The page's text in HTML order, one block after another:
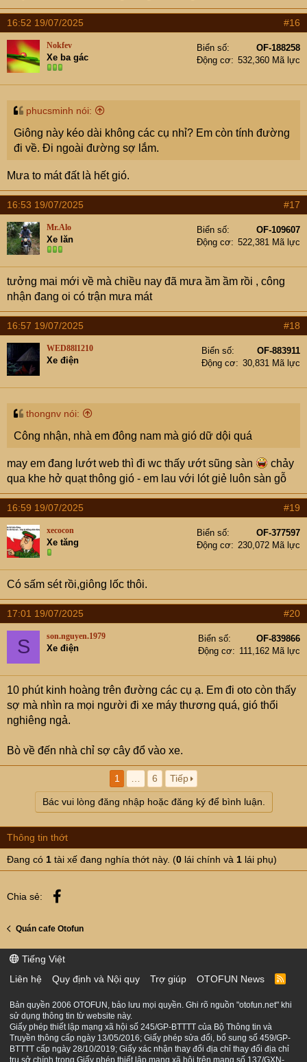
16:52 19/07/2025 #16
Nokfev
Xe ba gác
Biển số
OF-188258
Động cơ
532,360 Mã lực
phucsminh nói:
Giông này kéo dài không các cụ nhỉ? Em còn tính đường
đi về. Đi ngoài đường sợ lắm.
Mưa to mát đất là hết gió.
16:53 19/07/2025 #17
Mr.Alo
Xe lăn
Biển số
OF-109607
Động cơ
522,381 Mã lực
tưởng mai mới về mà chiều nay đã mưa ầm ầm rồi , công
nhận đang oi có trận mưa mát
16:57 19/07/2025 #18
WED88l1210
Xe điện
Biển số
OF-883911
Động cơ
30,831 Mã lực
thongnv nói:
Công nhận, nhà em đông nam mà gió dữ dội quá
may em đang lướt web thì đi wc thấy ướt sũng sàn
chảy
qua khe hở quạt thông gió - em lau với lót giẻ luôn sàn gỗ
16:59 19/07/2025 #19
xecocon
Xe tăng
Biển số
OF-377597
Động cơ
230,072 Mã lực
Có sấm sét rồi,giông lốc thôi.
17:01 19/07/2025 #20
S son.nguyen.1979
Xe điện
Biển số
OF-839866
Động cơ
111,162 Mã lực
10 phút kinh hoàng trên đường các cụ ạ. Em đi oto còn thấy
sợ mà nhìn ra mọi người đi xe máy thương quá, gió thổi
nghiêng ngả.
Bò về đến nhà chỉ sợ cây đổ vào xe.
1 6 Tiếp
Bác vui lòng đăng nhập hoặc đăng ký để bình luận.
Thông tin thớt
Đang có 1 tài xế đang nghía thớt này. (0 lái chính và 1 lái phụ)
Chia sẻ:
Quán cafe Otofun
Tiếng Việt
Liên hệ
Quy định và Nội quy Trợ giúp OTOFUN News
R
S
Bản quyền 2006 OTOFUN, bảo lưu mọi quyền. Ghi rõ nguồn "otofun.net" khi
sử dụng thông tin từ website này.
Giấy phép thiết lập mạng xã hội số 245/GP-BTTTT của Bộ Thông tin và
Truyền thông cấp ngày 13/05/2016; Giấy phép sửa đổi, bổ sung số 459/GP-
BTTTT cấp ngày 28/10/2019; Giấy xác nhận thay đổi địa chỉ thay đổi địa chỉ
trụ sở chính trong Giấy phép thiết lập mạng xã hội trên mạng số 137/GXN-